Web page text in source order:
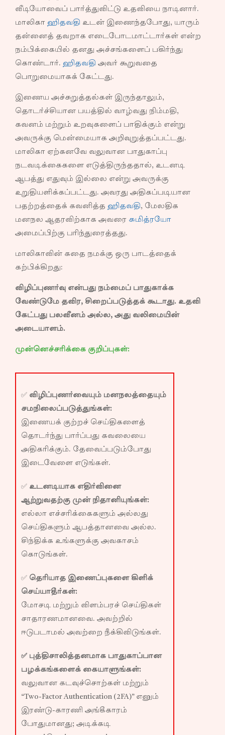
வீடியோவைப் பார்த்துவிட்டு உதவியை நாடினார்.
மாலிகா ஹிதவதி உடன் இணைந்தபோது, யாரும்
தன்னைத் தவறாக எடைபோடமாட்டார்கள் என்ற
நம்பிக்கையில் தனது அச்சங்களைப் பகிர்ந்து
கொண்டார். ஹிதவதி அவர் கூறுவதை
பொறுமையாகக் கேட்டது.
இணைய அச்சுறுத்தல்கள் இருந்தாலும்,
தொடர்ச்சியான பயத்தில் வாழ்வது நிம்மதி,
கவனம் மற்றும் உறவுகளைப் பாதிக்கும் என்று
அவருக்கு மென்மையாக அறிவுறுத்தப்பட்டது.
மாலிகா ஏற்கனவே வலுவான பாதுகாப்பு
நடவடிக்கைகளை எடுத்திருந்ததால், உடனடி
ஆபத்து எதுவும் இல்லை என்று அவருக்கு
உறுதியளிக்கப்பட்டது. அவரது அதிகப்படியான
பதற்றத்தைக் கவனித்த ஹிதவதி, மேலதிக
மனநல ஆதரவிற்காக அவரை சுமித்ரயோ
அமைப்பிற்கு பரிந்துரைத்தது.
மாலிகாவின் கதை நமக்கு ஒரு பாடத்தைக்
கற்பிக்கிறது:
விழிப்புணர்வு என்பது நம்மைப் பாதுகாக்க
வேண்டுமே தவிர, சிறைப்படுத்தக் கூடாது. உதவி
கேட்பது பலவீனம் அல்ல, அது வலிமையின்
அடையாளம்.
முன்னெச்சரிக்கை குறிப்புகள்:
✅ விழிப்புணர்வையும் மனநலத்தையும்
சமநிலைப்படுத்துங்கள்:
இணையக் குற்றச் செய்திகளைத்
தொடர்ந்து பார்ப்பது கவலையை
அதிகரிக்கும். தேவைப்படும்போது
இடைவேளை எடுங்கள்.
✅ உடனடியாக எதிர்வினை
ஆற்றுவதற்கு முன் நிதானியுங்கள்:
எல்லா எச்சரிக்கைகளும் அல்லது
செய்திகளும் ஆபத்தானவை அல்ல.
சிந்திக்க உங்களுக்கு அவகாசம்
கொடுங்கள்.
✅ தெரியாத இணைப்புகளை கிளிக்
செய்யாதீர்கள்:
மோசடி மற்றும் விளம்பரச் செய்திகள்
சாதாரணமானவை. அவற்றில்
ஈடுபடாமல் அவற்றை நீக்கிவிடுங்கள்.
✅ புத்திசாலித்தனமாக பாதுகாப்பான
பழக்கங்களைக் கையாளுங்கள்:
வலுவான கடவுச்சொற்கள் மற்றும்
“Two-Factor Authentication (2FA)” எனும்
இரண்டு-காரணி அங்கீகாரம்
போதுமானது; அடிக்கடி